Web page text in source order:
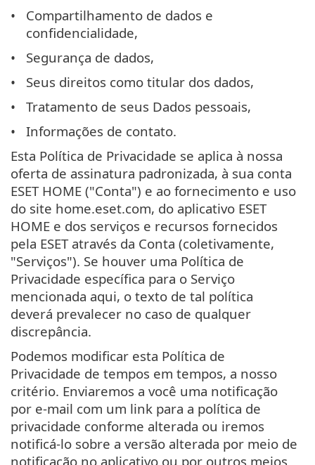
Compartilhamento de dados e
confidencialidade,
Segurança de dados,
Seus direitos como titular dos dados,
Tratamento de seus Dados pessoais,
Informações de contato.
Esta Política de Privacidade se aplica à nossa
oferta de assinatura padronizada, à sua conta
ESET HOME ("Conta") e ao fornecimento e uso
do site home.eset.com, do aplicativo ESET
HOME e dos serviços e recursos fornecidos
pela ESET através da Conta (coletivamente,
"Serviços"). Se houver uma Política de
Privacidade específica para o Serviço
mencionada aqui, o texto de tal política
deverá prevalecer no caso de qualquer
discrepância.
Podemos modificar esta Política de
Privacidade de tempos em tempos, a nosso
critério. Enviaremos a você uma notificação
por e-mail com um link para a política de
privacidade conforme alterada ou iremos
notificá-lo sobre a versão alterada por meio de
notificação no aplicativo ou por outros meios